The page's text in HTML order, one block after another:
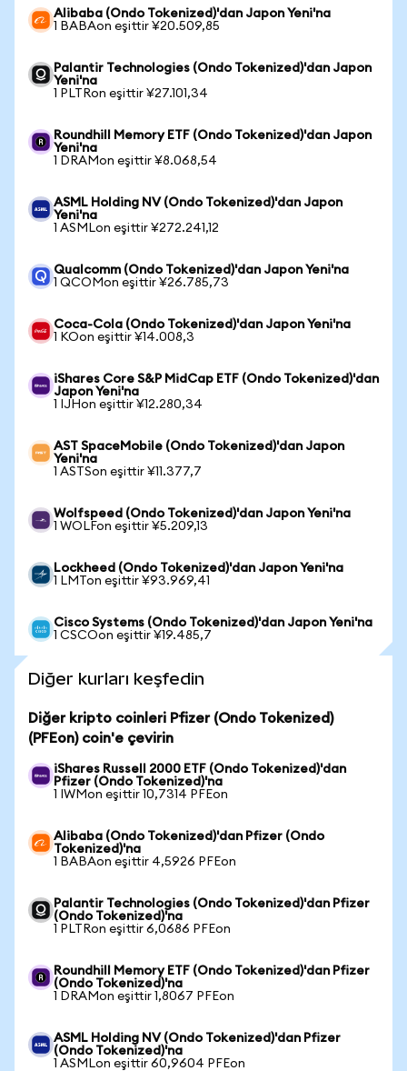
Alibaba (Ondo Tokenized)'dan Japon Yeni'na
1 BABAon eşittir ¥20.509,85
Palantir Technologies (Ondo Tokenized)'dan Japon
Yeni'na
1 PLTRon eşittir ¥27.101,34
Roundhill Memory ETF (Ondo Tokenized)'dan Japon
Yeni'na
1 DRAMon eşittir ¥8.068,54
ASML Holding NV (Ondo Tokenized)'dan Japon
Yeni'na
1 ASMLon eşittir ¥272.241,12
Qualcomm (Ondo Tokenized)'dan Japon Yeni'na
1 QCOMon eşittir ¥26.785,73
Coca-Cola (Ondo Tokenized)'dan Japon Yeni'na
1 KOon eşittir ¥14.008,3
iShares Core S&P MidCap ETF (Ondo Tokenized)'dan
Japon Yeni'na
1 IJHon eşittir ¥12.280,34
AST SpaceMobile (Ondo Tokenized)'dan Japon
Yeni'na
1 ASTSon eşittir ¥11.377,7
Wolfspeed (Ondo Tokenized)'dan Japon Yeni'na
1 WOLFon eşittir ¥5.209,13
Lockheed (Ondo Tokenized)'dan Japon Yeni'na
1 LMTon eşittir ¥93.969,41
Cisco Systems (Ondo Tokenized)'dan Japon Yeni'na
1 CSCOon eşittir ¥19.485,7
Diğer kurları keşfedin
Diğer kripto coinleri Pfizer (Ondo Tokenized)
(PFEon) coin'e çevirin
iShares Russell 2000 ETF (Ondo Tokenized)'dan
Pfizer (Ondo Tokenized)'na
1 IWMon eşittir 10,7314 PFEon
Alibaba (Ondo Tokenized)'dan Pfizer (Ondo
Tokenized)'na
1 BABAon eşittir 4,5926 PFEon
Palantir Technologies (Ondo Tokenized)'dan Pfizer
(Ondo Tokenized)'na
1 PLTRon eşittir 6,0686 PFEon
Roundhill Memory ETF (Ondo Tokenized)'dan Pfizer
(Ondo Tokenized)'na
1 DRAMon eşittir 1,8067 PFEon
ASML Holding NV (Ondo Tokenized)'dan Pfizer
(Ondo Tokenized)'na
1 ASMLon eşittir 60,9604 PFEon